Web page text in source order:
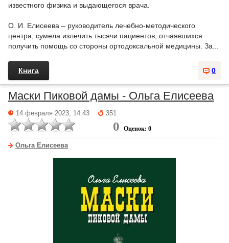
известного физика и выдающегося врача.
О. И. Елисеева – руководитель лечебно-методического
центра, сумела излечить тысячи пациентов, отчаявшихся
получить помощь со стороны ортодоксальной медицины. За...
0
Книга
Маски Пиковой дамы - Ольга Елисеева
14 февраля 2023, 14:43 351
0 Оценок: 0
Ольга Елисеева